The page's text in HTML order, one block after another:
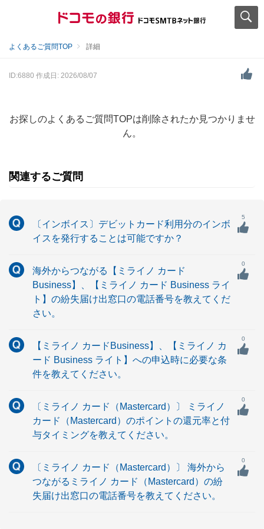
よくあるご質問TOP 詳細
ID:6880 作成日: 2026/08/07
お探しのよくあるご質問TOPは削除されたか見つかりませ
ん。
関連するご質問
〔インボイス〕デビットカード利用分のインボ
イスを発行することは可能ですか？
5
海外からつながる【ミライノ カード
Business】、【ミライノ カード Business ライ
ト】の紛失届け出窓口の電話番号を教えてくだ
さい。
0
【ミライノ カードBusiness】、【ミライノ カ
ード Business ライト】への申込時に必要な条
件を教えてください。
0
〔ミライノ カード（Mastercard）〕 ミライノ
カード（Mastercard）のポイントの還元率と付
与タイミングを教えてください。
0
〔ミライノ カード（Mastercard）〕 海外から
つながるミライノ カード（Mastercard）の紛
失届け出窓口の電話番号を教えてください。
0